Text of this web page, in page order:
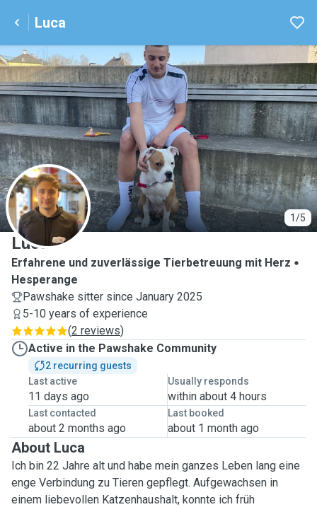
Luca
1/5
L
Luca
Erfahrene und zuverlässige Tierbetreuung mit Herz
Hesperange
Pawshake sitter since January 2025
5-10 years of experience
(2 reviews)
Active in the Pawshake Community
2 recurring guests
Last active
11 days ago
Usually responds
within about 4 hours
Last contacted
about 2 months ago
Last booked
about 1 month ago
About Luca
Ich bin 22 Jahre alt und habe mein ganzes Leben lang eine
enge Verbindung zu Tieren gepflegt. Aufgewachsen in
einem liebevollen Katzenhaushalt, konnte ich früh